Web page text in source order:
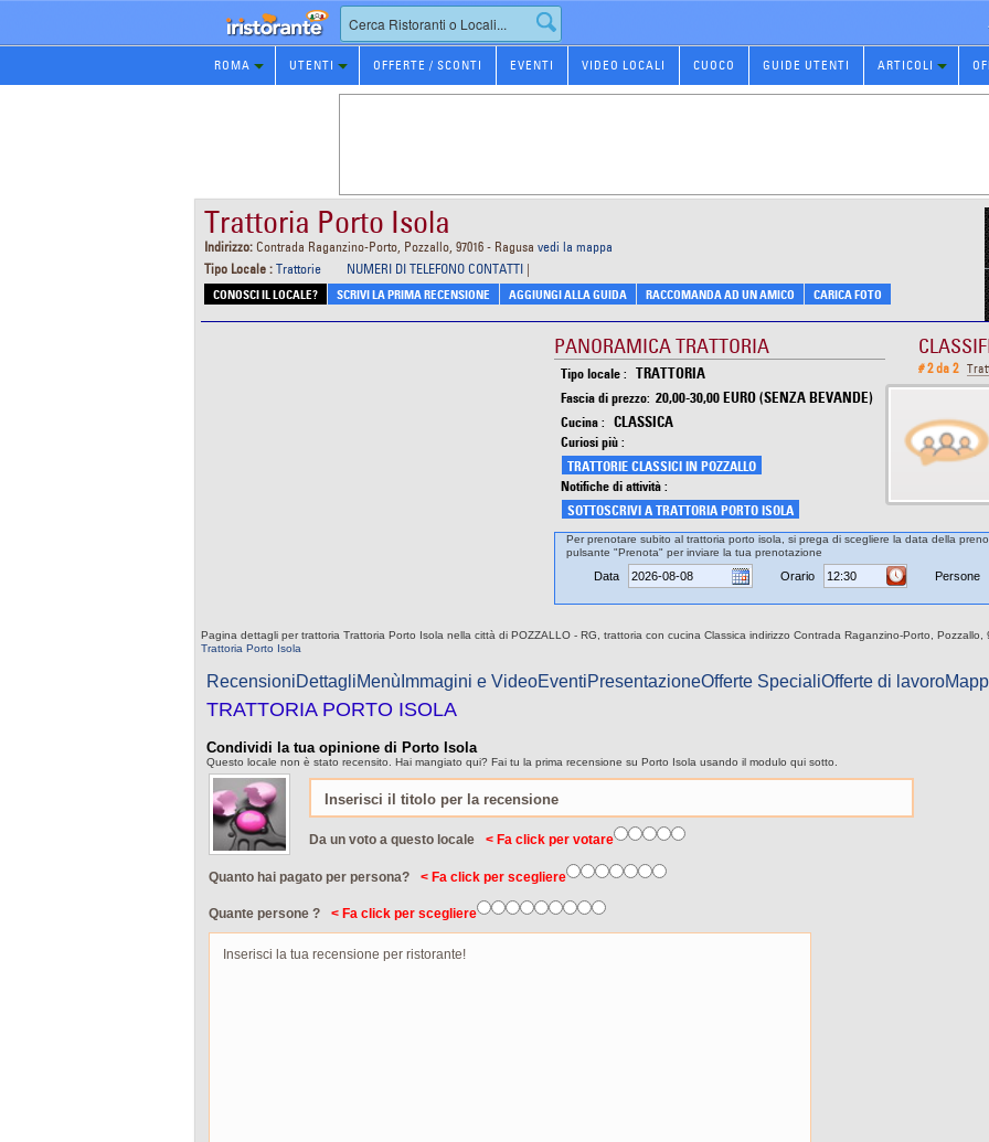
Prenotazione
Ristorante
ROMA UTENTI OFFERTE / SCONTI EVENTI VIDEO LOCALI CUOCO GUIDE UTENTI ARTICOLI
Trattoria Porto Isola
Indirizzo: Contrada Raganzino-Porto, Pozzallo, 97016 - Ragusa vedi la mappa
Tipo Locale : Trattorie NUMERI DI TELEFONO CONTATTI |
CONOSCI IL LOCALE? SCRIVI LA PRIMA RECENSIONE AGGIUNGI ALLA GUIDA RACCOMANDA AD UN AMICO CARICA FOTO
PANORAMICA TRATTORIA
Tipo locale : TRATTORIA
Fascia di prezzo: 20,00-30,00 EURO (SENZA BEVANDE)
Cucina : CLASSICA
Curiosi più :
TRATTORIE CLASSICI IN POZZALLO
Notifiche di attività :
SOTTOSCRIVI A TRATTORIA PORTO ISOLA
# 2 da 2
Per prenotare subito al trattoria porto isola, si prega di scegliere la data della
pulsante "Prenota" per inviare la tua prenotazione
Data Orario Persone
Pagina dettagli per trattoria Trattoria Porto Isola nella città di POZZALLO - RG, trattoria con cucina Classica indirizzo Contrada Raganzino-Porto,
Trattoria Porto Isola
RecensioniDettagliMenù Immagini e VideoEventiPresentazioneOfferte SpecialiOfferte di lavoro
TRATTORIA PORTO ISOLA
Condividi la tua opinione di Porto Isola
Questo locale non è stato recensito. Hai mangiato qui? Fai tu la prima recensione su Porto Isola usando il modulo qui sotto.
Da un voto a questo locale < Fa click per votare
Quanto hai pagato per persona? < Fa click per scegliere
Quante persone ? < Fa click per scegliere